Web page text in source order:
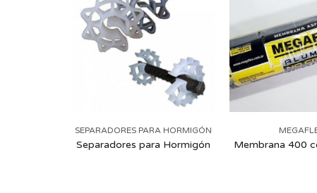
SEPARADORES PARA HORMIGÓN
Separadores para Hormigón Membrana 400